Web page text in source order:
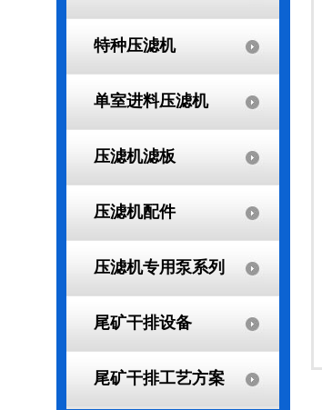
特种压滤机
单室进料压滤机
压滤机滤板
压滤机配件
压滤机专用泵系列
尾矿干排设备
尾矿干排工艺方案